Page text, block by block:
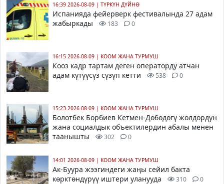
16:39 2026-08-09 | ТҮРКҮН ДҮЙНӨ
Испанияда фейерверк фестивалында 27 адам
жабыркады
183 0
16:15 2026-08-09 | КООМ ЖАНА ТУРМУШ
Кооз кадр тартам деген операторду атчан
адам күтүүсүз сүзүп кетти
538 0
15:23 2026-08-09 | КООМ ЖАНА ТУРМУШ
Болотбек Борбиев Кетмен-Дөбөдөгү жолдордун
жана социалдык объектилердин абалы менен
таанышты
302 0
14:01 2026-08-09 | КООМ ЖАНА ТУРМУШ
Ак-Буура жээгиндеги жаңы сейил бакта
көрктөндүрүү иштери уланууда
310 0